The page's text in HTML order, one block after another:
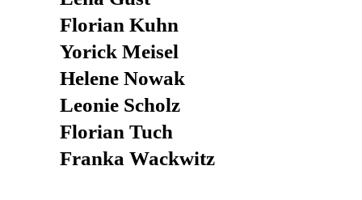
Florian Kuhn
Yorick Meisel
Helene Nowak
Leonie Scholz
Florian Tuch
Franka Wackwitz